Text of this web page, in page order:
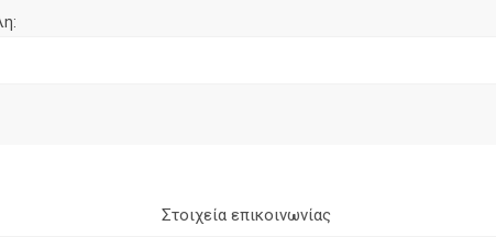
Στοιχεία επικοινωνίας